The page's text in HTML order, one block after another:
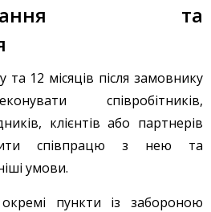
та
та 12 місяців після замовнику
співробітників,
клієнтів або партнерів
співпрацю з нею та
умови.
пункти із забороною